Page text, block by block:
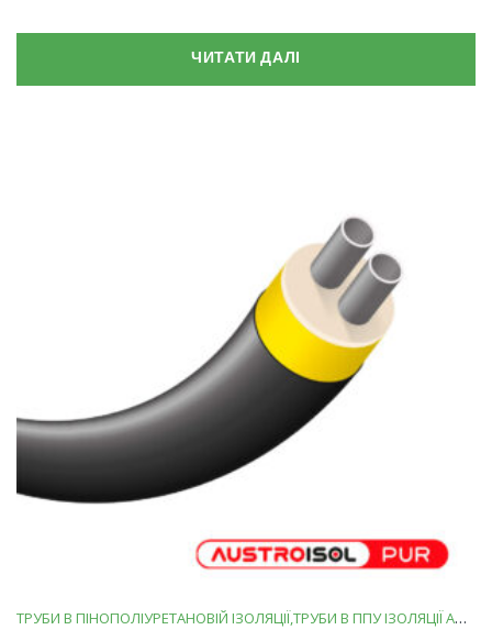
ЧИТАТИ ДАЛІ
ТРУБИ В ПІНОПОЛІУРЕТАНОВІЙ ІЗОЛЯЦІЇТРУБИ В ППУ ІЗОЛЯЦІЇ AUSTROISOL PUR